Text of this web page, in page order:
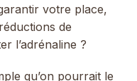
votre place,
de
l’adrénaline ?
qu’on pourrait le